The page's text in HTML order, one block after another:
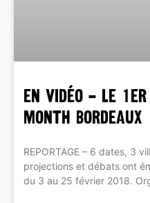
EN VIDÉO – Le
Month Bordeaux
REPORTAGE – 6 dates, 3
projections et débats ont
du 3 au 25 février 2018.